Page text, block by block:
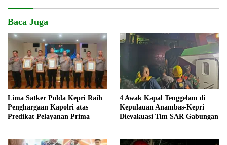
Baca Juga
Lima Satker Polda Kepri Raih
Penghargaan Kapolri atas
Predikat Pelayanan Prima
4 Awak Kapal Tenggelam di
Kepulauan Anambas-Kepri
Dievakuasi Tim SAR Gabungan